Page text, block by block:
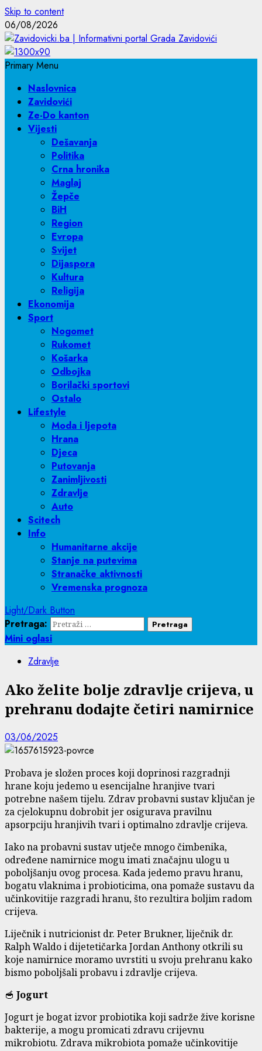
Skip to content
06/08/2026
Primary Menu
Naslovnica
Zavidovići
Ze-Do kanton
Vijesti
Dešavanja
Politika
Crna hronika
Maglaj
Žepče
BiH
Region
Evropa
Svijet
Dijaspora
Kultura
Religija
Ekonomija
Sport
Nogomet
Rukomet
Košarka
Odbojka
Borilački sportovi
Ostalo
Lifestyle
Moda i ljepota
Hrana
Djeca
Putovanja
Zanimljivosti
Zdravlje
Auto
Scitech
Info
Humanitarne akcije
Stanje na putevima
Stranačke aktivnosti
Vremenska prognoza
Light/Dark Button
Pretraga:
Mini oglasi
Zdravlje
Ako želite bolje zdravlje crijeva, u
prehranu dodajte četiri namirnice
03/06/2025
Probava je složen proces koji doprinosi razgradnji
hrane koju jedemo u esencijalne hranjive tvari
potrebne našem tijelu. Zdrav probavni sustav ključan je
za cjelokupnu dobrobit jer osigurava pravilnu
apsorpciju hranjivih tvari i optimalno zdravlje crijeva.
Iako na probavni sustav utječe mnogo čimbenika,
određene namirnice mogu imati značajnu ulogu u
poboljšanju ovog procesa. Kada jedemo pravu hranu,
bogatu vlaknima i probioticima, ona pomaže sustavu da
učinkovitije razgradi hranu, što rezultira boljim radom
crijeva.
Liječnik i nutricionist dr. Peter Brukner, liječnik dr.
Ralph Waldo i dijetetičarka Jordan Anthony otkrili su
koje namirnice moramo uvrstiti u svoju prehranu kako
bismo poboljšali probavu i zdravlje crijeva.
🥣 Jogurt
Jogurt je bogat izvor probiotika koji sadrže žive korisne
bakterije, a mogu promicati zdravu crijevnu
mikrobiotu. Zdrava mikrobiota pomaže učinkovitije